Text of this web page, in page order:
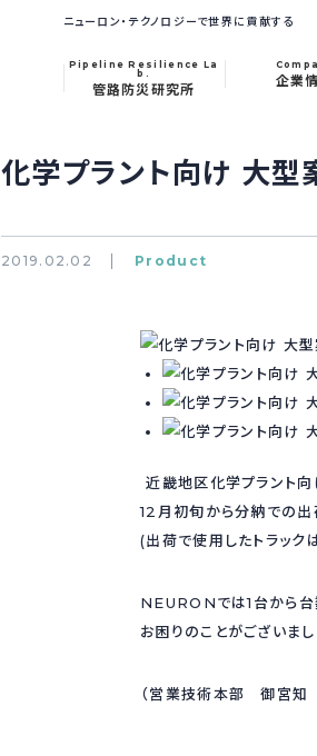
ニューロン・テクノロジーで世界に貢献する
Pipeline Resilience La
b.
管路防災研究所
企業
化学プラント向け 大型
2019.02.02 Product
近畿地区化学プラント
12月初旬から分納での出
(出荷で使用したトラッ
NEURONでは1台から台
お困りのことがございまし
（営業技術本部 御宮